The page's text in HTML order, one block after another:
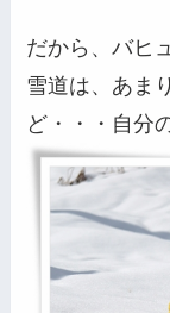
だから、バヒ
雪道は、あま
ど・・・自分